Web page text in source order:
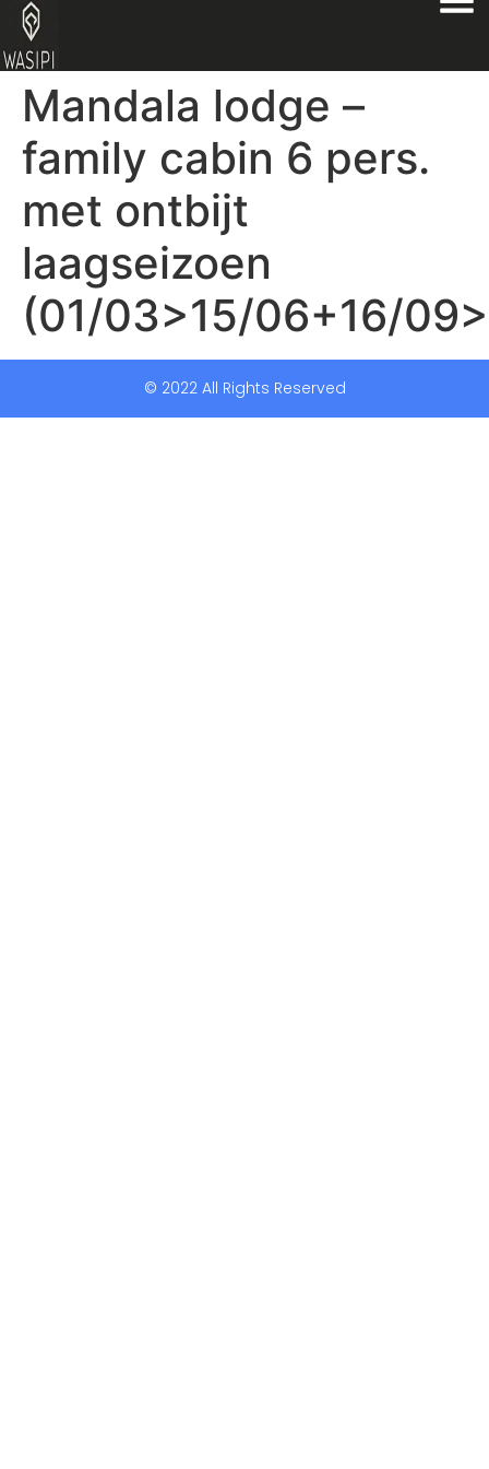
Mandala lodge –
family cabin 6 pers.
met ontbijt
laagseizoen
(01/03>15/06+16/
© 2022 All Rights Reserved